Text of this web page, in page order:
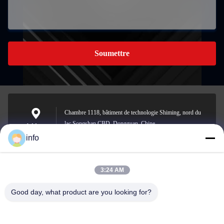
Soumettre
Address
Chambre 1118, bâtiment de technologie Shiming, nord du
lac Songshan CBD, Dongguan, Chine
info@gdpowerplus.com
info
3:24 AM
Good day, what product are you looking for?